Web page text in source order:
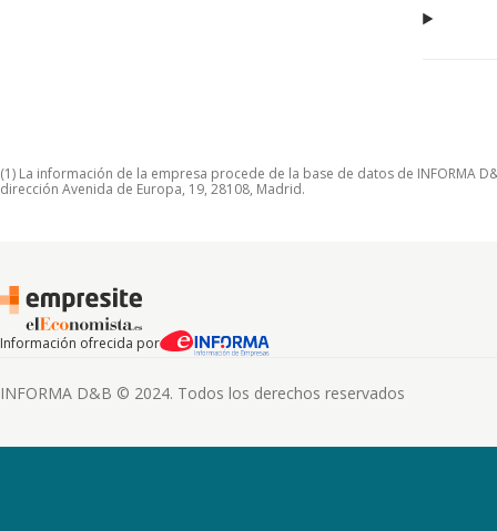
(1) La información de la empresa procede de la base de datos de INFORMA
dirección Avenida de Europa, 19, 28108, Madrid.
Información ofrecida por
INFORMA D&B © 2024. Todos los derechos reservados